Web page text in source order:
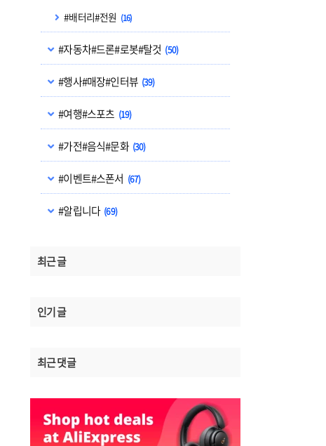
#배터리#전원 (16)
#자동차#드론#로봇#탈것 (50)
#행사#매장#인터뷰 (39)
#여행#스포츠 (19)
#가전#음식#문화 (30)
#이벤트#스폰서 (67)
#알립니다 (69)
최근 글
인기 글
최근 댓글